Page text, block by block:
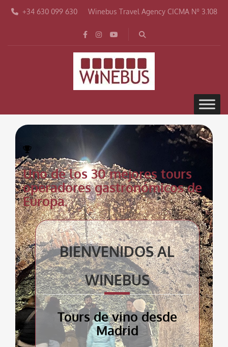
+34 630 099 630 Winebus Travel Agency CICMA Nº 3.108
Uno de los 30 mejores tours
operadores gastronómicos de
Europa.
BIENVENIDOS AL
WINEBUS
Tours de vino desde
Madrid